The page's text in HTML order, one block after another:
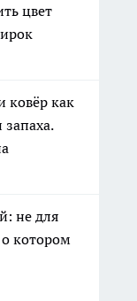
цвет
как
не для
котором